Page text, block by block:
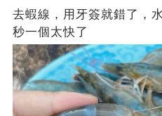
去蝦線，用牙簽就錯了，
秒一個太快了